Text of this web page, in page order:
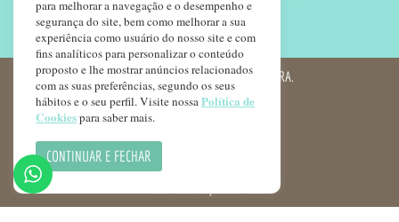
© COPYRIGHT 2022 - CLUBE DE COSTURA.
FAQ LGPD
para melhorar a navegação e o desempenho e
segurança do site, bem como melhorar a sua
experiência como usuário do nosso site e com
fins analíticos para personalizar o conteúdo
proposto e lhe mostrar anúncios relacionados
com as suas preferências, segundo os seus
hábitos e o seu perfil. Visite nossaPolítica de
Cookiespara saber mais.
CONTINUAR E FECHAR